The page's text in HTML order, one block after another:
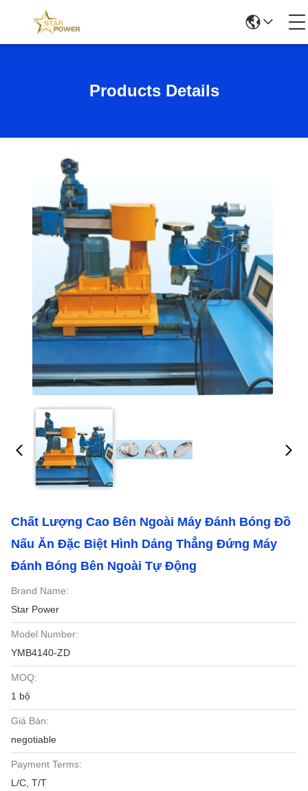
Products Details
Chất Lượng Cao Bên Ngoài Máy Đánh Bóng Đồ
Nấu Ăn Đặc Biệt Hình Dáng Thẳng Đứng Máy
Đánh Bóng Bên Ngoài Tự Động
Brand Name:
Star Power
Model Number:
YMB4140-ZD
MOQ:
1 bộ
Giá Bán:
negotiable
Payment Terms:
L/C, T/T